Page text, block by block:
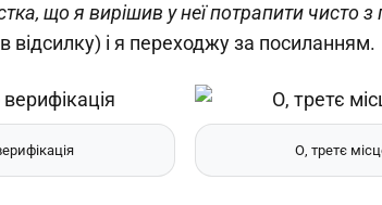
що я вирішив у неї потрапити чисто з
відсилку) і я переходжу за посиланням.
О, третє